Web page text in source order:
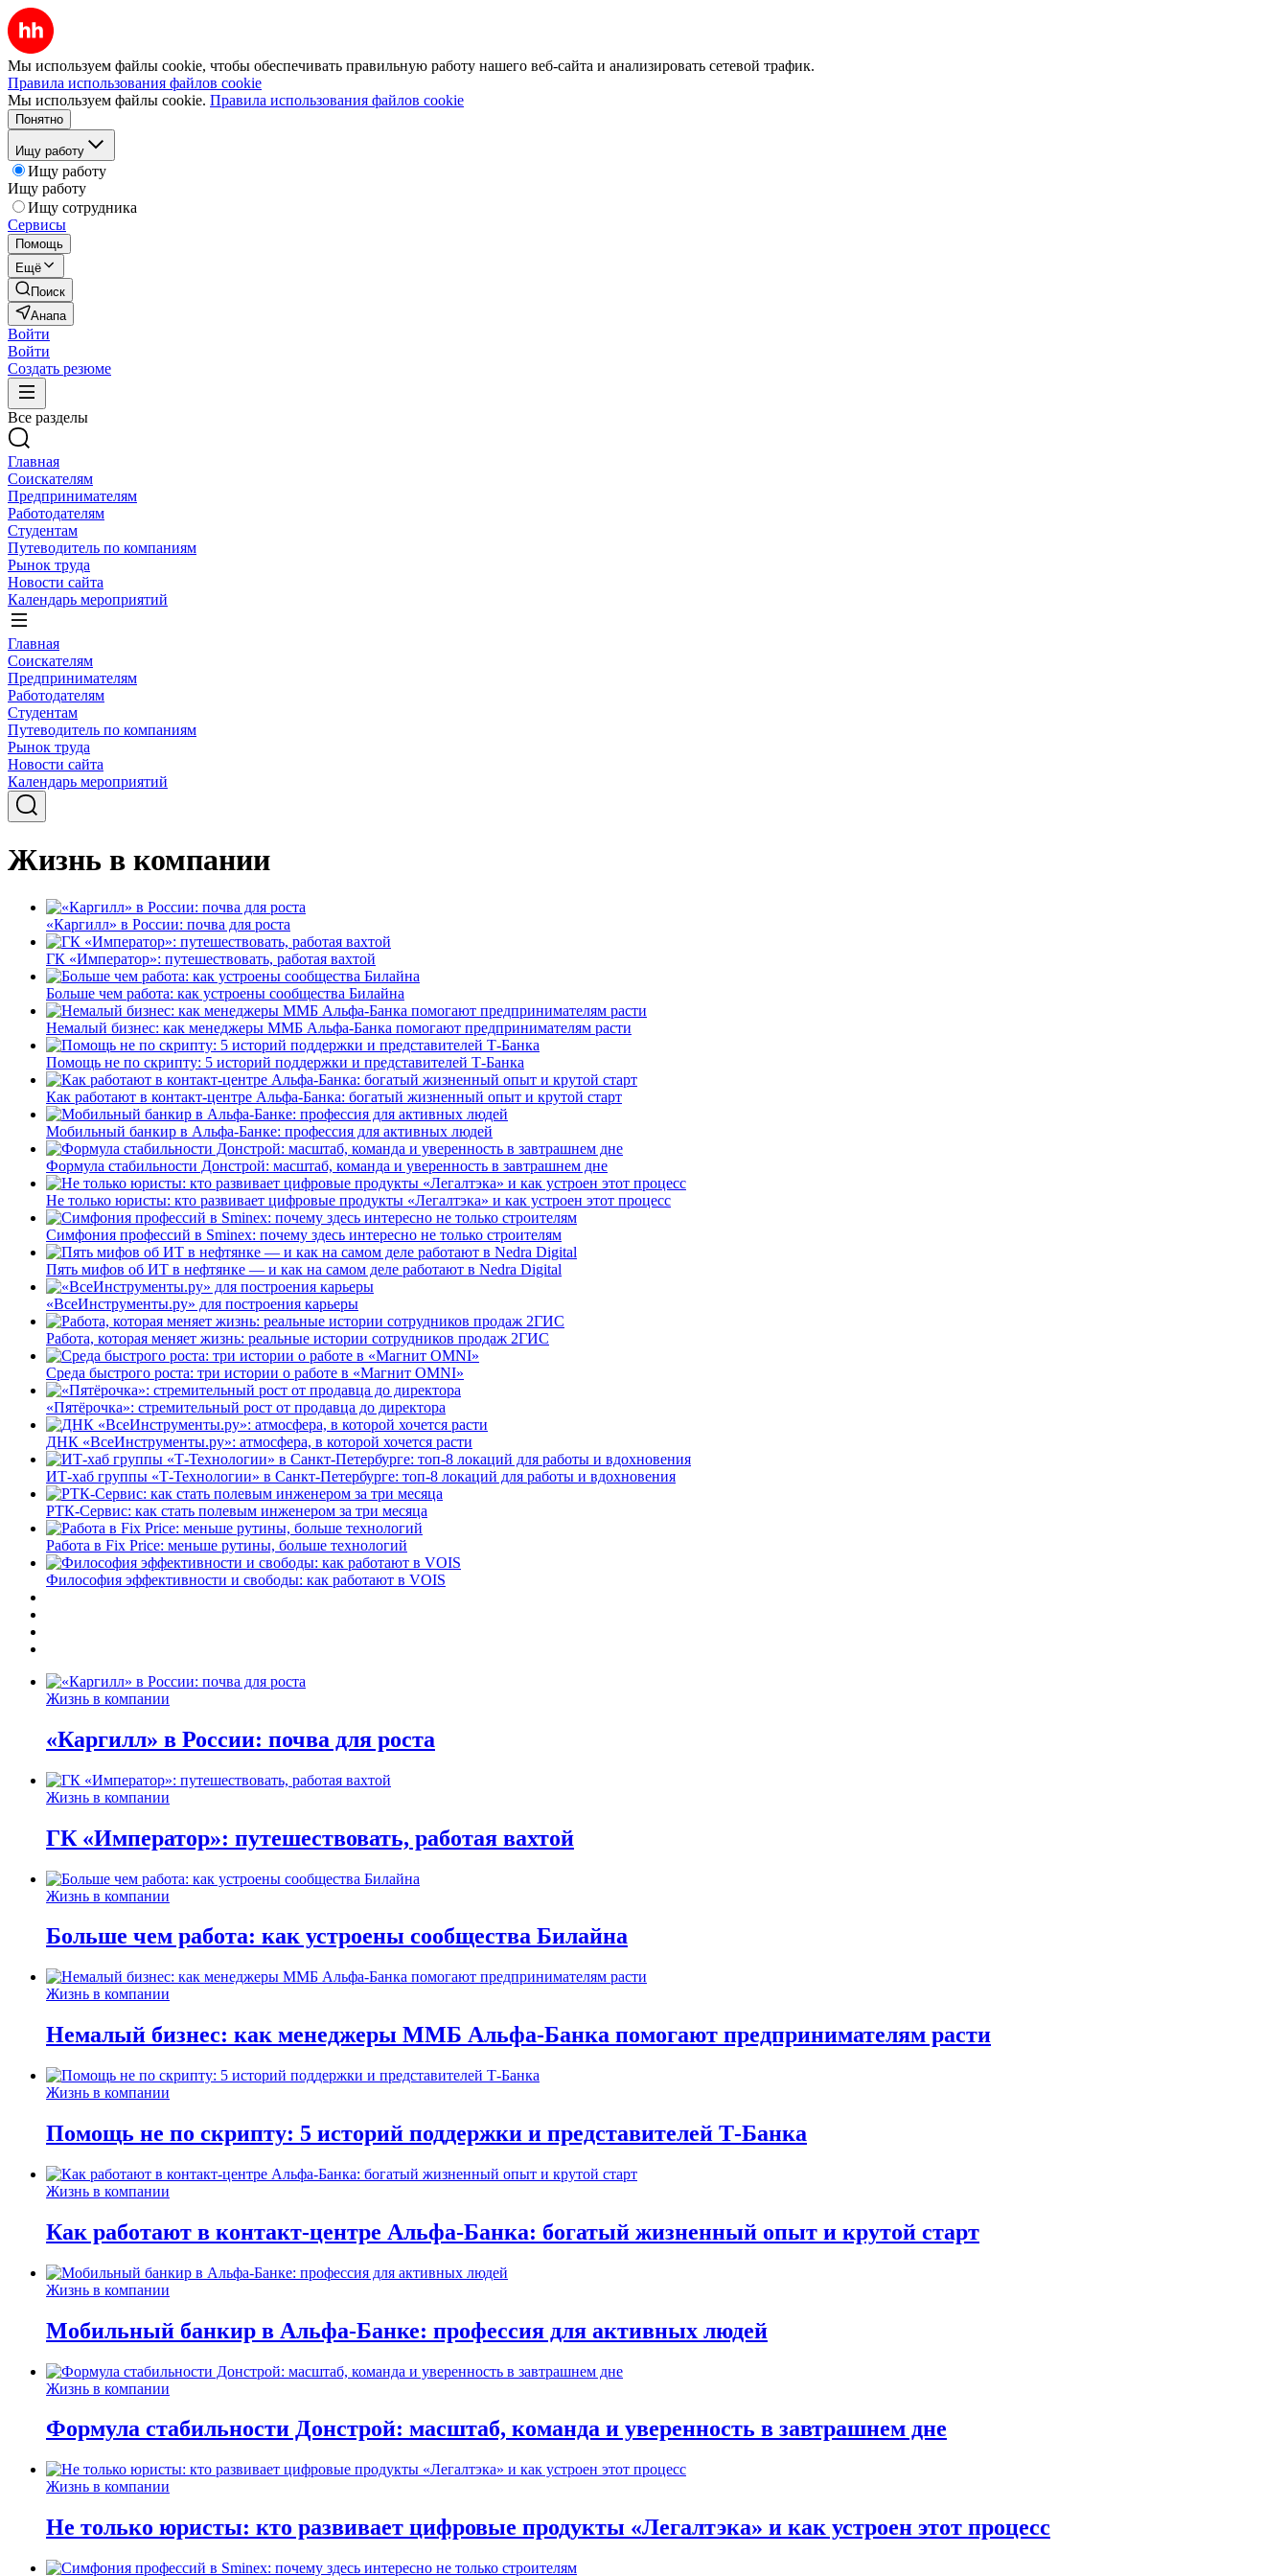
Мы используем файлы cookie, чтобы обеспечивать правильную работу нашего веб-сайта и анализировать сетевой трафик.
Правила использования файлов cookie
Мы используем файлы cookie. Правила использования файлов cookie
Понятно
Ищу работу
Ищу работу
Ищу работу
Ищу сотрудника
Сервисы
Помощь
Ещё
Поиск
Анапа
Войти
Войти
Создать резюме
Все разделы
Главная
Соискателям
Предпринимателям
Работодателям
Студентам
Путеводитель по компаниям
Рынок труда
Новости сайта
Календарь мероприятий
Главная
Соискателям
Предпринимателям
Работодателям
Студентам
Путеводитель по компаниям
Рынок труда
Новости сайта
Календарь мероприятий
Жизнь в компании
«Каргилл» в России: почва для роста
ГК «Император»: путешествовать, работая вахтой
Больше чем работа: как устроены сообщества Билайна
Немалый бизнес: как менеджеры ММБ Альфа-Банка помогают предпринимателям расти
Помощь не по скрипту: 5 историй поддержки и представителей Т-Банка
Как работают в контакт-центре Альфа-Банка: богатый жизненный опыт и крутой старт
Мобильный банкир в Альфа-Банке: профессия для активных людей
Формула стабильности Донстрой: масштаб, команда и уверенность в завтрашнем дне
Не только юристы: кто развивает цифровые продукты «Легалтэка» и как устроен этот процесс
Симфония профессий в Sminex: почему здесь интересно не только строителям
Пять мифов об ИТ в нефтянке — и как на самом деле работают в Nedra Digital
«ВсеИнструменты.ру» для построения карьеры
Работа, которая меняет жизнь: реальные истории сотрудников продаж 2ГИС
Среда быстрого роста: три истории о работе в «Магнит OMNI»
«Пятёрочка»: стремительный рост от продавца до директора
ДНК «ВсеИнструменты.ру»: атмосфера, в которой хочется расти
ИТ-хаб группы «Т-Технологии» в Санкт-Петербурге: топ-8 локаций для работы и вдохновения
РТК-Сервис: как стать полевым инженером за три месяца
Работа в Fix Price: меньше рутины, больше технологий
Философия эффективности и свободы: как работают в VOIS
Жизнь в компании
«Каргилл» в России: почва для роста
Жизнь в компании
ГК «Император»: путешествовать, работая вахтой
Жизнь в компании
Больше чем работа: как устроены сообщества Билайна
Жизнь в компании
Немалый бизнес: как менеджеры ММБ Альфа-Банка помогают предпринимателям расти
Жизнь в компании
Помощь не по скрипту: 5 историй поддержки и представителей Т-Банка
Жизнь в компании
Как работают в контакт-центре Альфа-Банка: богатый жизненный опыт и крутой старт
Жизнь в компании
Мобильный банкир в Альфа-Банке: профессия для активных людей
Жизнь в компании
Формула стабильности Донстрой: масштаб, команда и уверенность в завтрашнем дне
Жизнь в компании
Не только юристы: кто развивает цифровые продукты «Легалтэка» и как устроен этот процесс